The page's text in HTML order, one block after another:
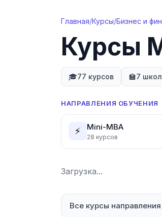
Главная/Курсы/Бизнес и
Курсы
🎓77 курсов 🏫7 школ
НАПРАВЛЕНИЯ ОБУЧЕНИЯ
⚡ Mini-MBA
28 курсов
Загрузка...
Все курсы направления